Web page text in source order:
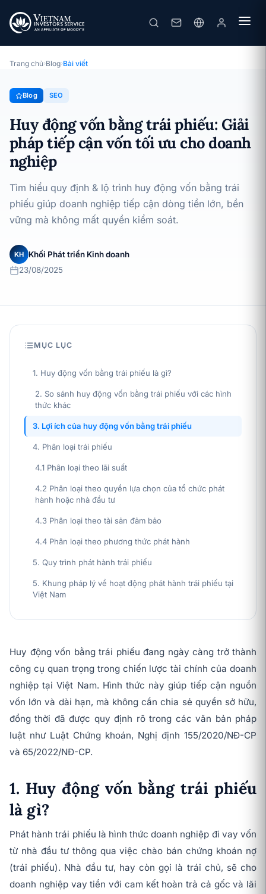
SEO · 23/08/2025
Trang chủ›Blog›Bài viết
Blog SEO
Huy động vốn bằng trái phiếu: Giải
pháp tiếp cận vốn tối ưu cho doanh
nghiệp
Tìm hiểu quy định & lộ trình huy động vốn bằng trái
phiếu giúp doanh nghiệp tiếp cận dòng tiền lớn, bền
vững mà không mất quyền kiểm soát.
KH
Khối Phát triển Kinh doanh
23/08/2025
Huy động vốn bằng trái phiếu đang ngày càng trở thành
công cụ quan trọng trong chiến lược tài chính của doanh
nghiệp tại Việt Nam. Hình thức này giúp tiếp cận nguồn
vốn lớn và dài hạn, mà không cần chia sẻ quyền sở hữu,
đồng thời đã được quy định rõ trong các văn bản pháp
luật như Luật Chứng khoán, Nghị định 155/2020/NĐ-CP
và 65/2022/NĐ-CP.
1. Huy động vốn bằng trái phiếu
là gì?
Phát hành trái phiếu là hình thức doanh nghiệp đi vay vốn
từ nhà đầu tư thông qua việc chào bán chứng khoán nợ
(trái phiếu). Nhà đầu tư, hay còn gọi là trái chủ, sẽ cho
doanh nghiệp vay tiền với cam kết hoàn trả cả gốc và lãi
MỤC LỤC
1. Huy động vốn bằng trái phiếu là gì?
2. So sánh huy động vốn bằng trái phiếu với các hình
thức khác
3. Lợi ích của huy động vốn bằng trái phiếu
4. Phân loại trái phiếu
4.1 Phân loại theo lãi suất
4.2 Phân loại theo quyền lựa chọn của tổ chức phát
hành hoặc nhà đầu tư
4.3 Phân loại theo tài sản đảm bảo
4.4 Phân loại theo phương thức phát hành
5. Quy trình phát hành trái phiếu
5. Khung pháp lý về hoạt động phát hành trái phiếu tại
Việt Nam